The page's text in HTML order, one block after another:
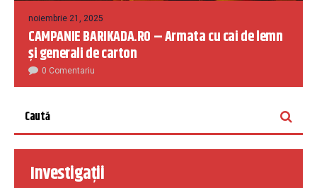
noiembrie 21, 2025
CAMPANIE BARIKADA.RO – Armata cu cai de lemn
și generali de carton
0 Comentariu
Investigații